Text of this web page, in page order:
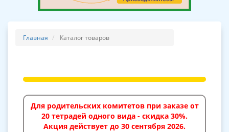
Главная Каталог товаров
Для родительских комитетов при заказе от
20 тетрадей одного вида - скидка 30%.
Акция действует до 30 сентября 2026.